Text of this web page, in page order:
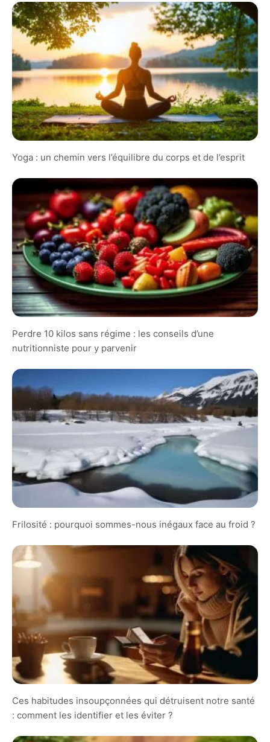
Yoga : un chemin vers l’équilibre du corps et de l’esprit
Perdre 10 kilos sans régime : les conseils d’une
nutritionniste pour y parvenir
Frilosité : pourquoi sommes-nous inégaux face au froid ?
Ces habitudes insoupçonnées qui détruisent notre santé
: comment les identifier et les éviter ?